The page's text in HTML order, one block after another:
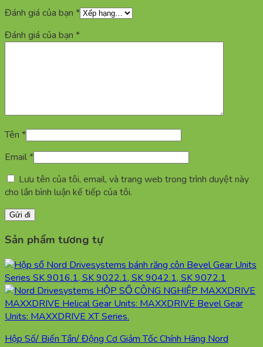
Đánh giá của bạn *
Đánh giá của bạn *
Tên *
Email*
Lưu tên của tôi, email, và trang web trong trình duyệt này
cho lần bình luận kế tiếp của tôi.
Sản phẩm tương tự
Hộp Số/ Biến Tần/ Động Cơ Giảm Tốc Chính Hãng Nord